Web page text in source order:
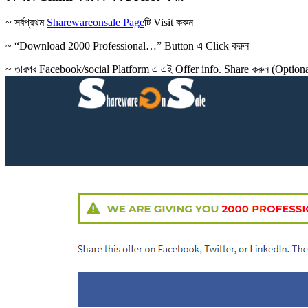
~ সর্বপ্রথম Sharewareonsale Pageটি Visit করুন
~ “Download 2000 Professional…” Button এ Click করুন
~ তারপর Facebook/social Platform এ এই Offer info. Share করুন